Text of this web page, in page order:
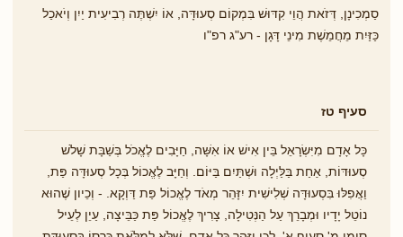
סַמְכִינָן, דְּזֹאת הֲוֵי קִדּוּשׁ בִּמְקוֹם סְעוּדָּה, אוֹ יִשְׁתֶּה רְבִיעִית יַיִן וְיֹאכַל
כַּזַּיִת מֵחֲמֵשֶׁת מִינֵי דָּגָן - רע"ג רפ"ו
סעיף טז
כָּל אָדָם מִיִּשְׂרָאֵל בֵּין אִישׁ אוֹ אִשָּׁה, חַיָּבִים לֶאֱכֹל בְּשַׁבָּת שָׁלֹשׁ
סְעוּדּוֹת, אַחַת בַּלַּיְלָה וּשְׁתַּיִם בַּיּוֹם. וְחַיָּב לֶאֱכוֹל בְּכָל סְעוּדָּה פַּת,
וַאֲפִלּוּ בִּסְעוּדָּה שְׁלִישִׁית יִזָּהֵר מְאֹד לֶאֱכוֹל פַּת דַּוְקָא. - וְכֵיון שֶׁהוּא
נוֹטֵל יָדָיו וּמְבָרֵךְ עַל הַנְּטִילָה, צָרִיךְ לֶאֱכוֹל פַּת כַּבֵּיצָה, עַיֵן לְעֵיל